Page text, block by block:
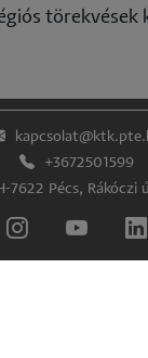
törekvések
+3672501599
7622 Pécs, Rákóczi